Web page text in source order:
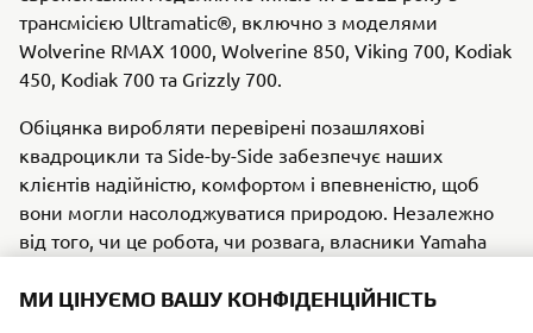
трансмісією Ultramatic®, включно з моделями
Wolverine RMAX 1000, Wolverine 850, Viking 700, Kodiak
450, Kodiak 700 та Grizzly 700.
Обіцянка виробляти перевірені позашляхові
квадроцикли та Side-by-Side забезпечує наших
клієнтів надійністю, комфортом і впевненістю, щоб
вони могли насолоджуватися природою. Незалежно
від того, чи це робота, чи розвага, власники Yamaha
доставить їх куди потрібно, а й поверне назад. З новою
МИ ЦІНУЄМО ВАШУ КОНФІДЕНЦІЙНІСТЬ